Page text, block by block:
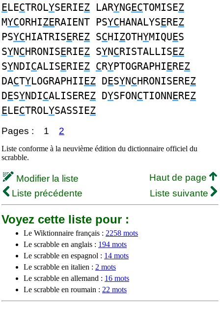
ELECTROLYSERIEZ LARYNGECTOMISEZ
MYCORHIZERAIENT PSYCHANALYSEREZ
PSYCHIATRISEREZ SCHIZOTHYMIQUES
SYNCHRONISERIEZ SYNCRISTALLISEZ
SYNDICALISERIEZ CRYPTOGRAPHIEREZ
DACTYLOGRAPHIIEZ DESYNCHRONISEREZ
DESYNDICALISEREZ DYSFONCTIONNEREZ
ELECTROLYSASSIEZ
Pages : 1 2
Liste conforme à la neuvième édition du dictionnaire officiel du
scrabble.
Modifier la liste
Haut de page
Liste précédente
Liste suivante
Voyez cette liste pour :
Le Wiktionnaire français : 2258 mots
Le scrabble en anglais : 194 mots
Le scrabble en espagnol : 14 mots
Le scrabble en italien : 2 mots
Le scrabble en allemand : 16 mots
Le scrabble en roumain : 22 mots